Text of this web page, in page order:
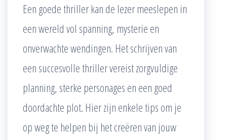
Een goede thriller kan de lezer meeslepen in
een wereld vol spanning, mysterie en
onverwachte wendingen. Het schrijven van
een succesvolle thriller vereist zorgvuldige
planning, sterke personages en een goed
doordachte plot. Hier zijn enkele tips om je
op weg te helpen bij het creëren van jouw